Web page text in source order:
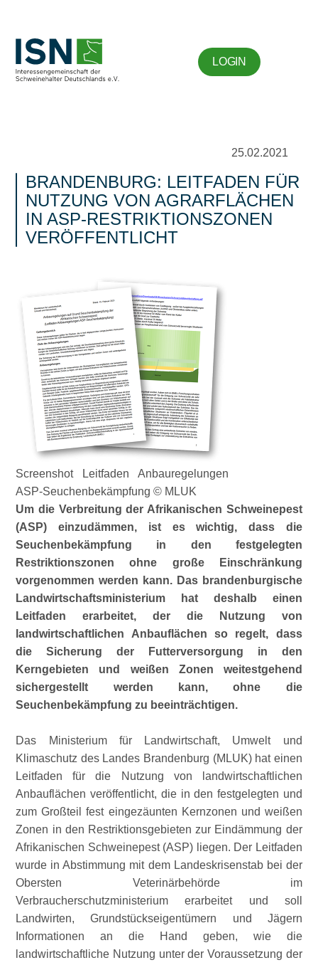
LOGIN
25.02.2021
BRANDENBURG: LEITFADEN FÜR
NUTZUNG VON AGRARFLÄCHEN
IN ASP-RESTRIKTIONSZONEN
VERÖFFENTLICHT
Screenshot Leitfaden Anbauregelungen
ASP-Seuchenbekämpfung © MLUK
Um die Verbreitung der Afrikanischen Schweinepest
(ASP) einzudämmen, ist es wichtig, dass die
Seuchenbekämpfung in den festgelegten
Restriktionszonen ohne große Einschränkung
vorgenommen werden kann. Das brandenburgische
Landwirtschaftsministerium hat deshalb einen
Leitfaden erarbeitet, der die Nutzung von
landwirtschaftlichen Anbauflächen so regelt, dass
die Sicherung der Futterversorgung in den
Kerngebieten und weißen Zonen weitestgehend
sichergestellt werden kann, ohne die
Seuchenbekämpfung zu beeinträchtigen.
Das Ministerium für Landwirtschaft, Umwelt und
Klimaschutz des Landes Brandenburg (MLUK) hat einen
Leitfaden für die Nutzung von landwirtschaftlichen
Anbauflächen veröffentlicht, die in den festgelegten und
zum Großteil fest eingezäunten Kernzonen und weißen
Zonen in den Restriktionsgebieten zur Eindämmung der
Afrikanischen Schweinepest (ASP) liegen. Der Leitfaden
wurde in Abstimmung mit dem Landeskrisenstab bei der
Obersten Veterinärbehörde im
Verbraucherschutzministerium erarbeitet und soll
Landwirten, Grundstückseigentümern und Jägern
Informationen an die Hand geben, wie die
landwirtschaftliche Nutzung unter der Voraussetzung der